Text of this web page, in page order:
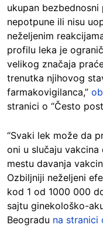
ukupan
nepotpune ili nisu
neželjenim
profilu leka je
velikog značaja
trenutka njihovog
farmakovigilanca,”
stranici o “Često
“Svaki lek može da
oni u slučaju
mestu davanja
Ozbiljniji neželjeni
kod 1 od 1000 000
sajtu ginekološko-
Beogradu na stranici